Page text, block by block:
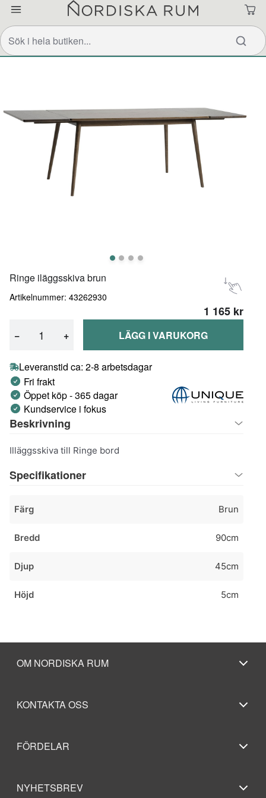
Ringe iläggsskiva brun
Artikelnummer: 43262930
1 165 kr
− + LÄGG I VARUKORG
Leveranstid ca: 2-8 arbetsdagar
Fri frakt
Öppet köp - 365 dagar
Kundservice i fokus
Beskrivning
Illäggsskiva till Ringe bord
Specifikationer
Färg Brun
Bredd 90cm
Djup 45cm
Höjd 5cm
OM NORDISKA RUM
KONTAKTA OSS
FÖRDELAR
NYHETSBREV